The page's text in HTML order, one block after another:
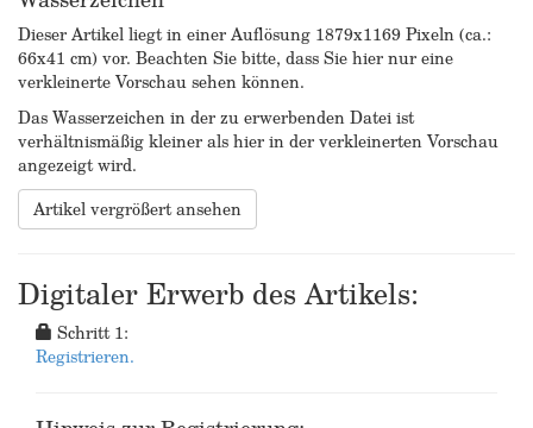
Dieser Artikel liegt in einer Auflösung 1879x1169 Pixeln (ca.:
66x41 cm) vor. Beachten Sie bitte, dass Sie hier nur eine
verkleinerte Vorschau sehen können.
Das Wasserzeichen in der zu erwerbenden Datei ist
verhältnismäßig kleiner als hier in der verkleinerten Vorschau
angezeigt wird.
Artikel vergrößert ansehen
Digitaler Erwerb des Artikels:
Schritt 1:
Registrieren.